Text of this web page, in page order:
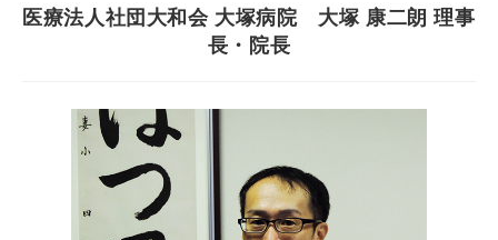
医療法人社団大和会 大塚病院 大塚 康二朗 理事
長・院長